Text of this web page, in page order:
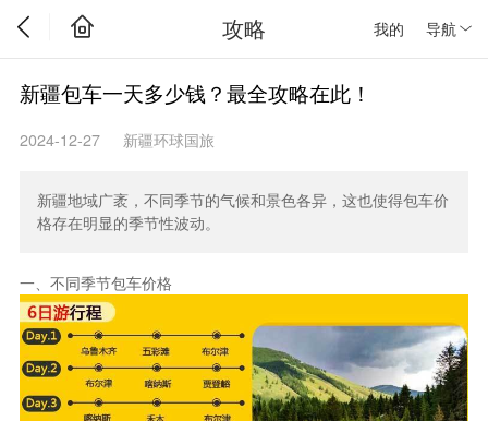
我的 导航
攻略
新疆包车一天多少钱？最全攻略在此！
2024-12-27 新疆环球国旅
新疆地域广袤，不同季节的气候和景色各异，这也使得包车价
格存在明显的季节性波动。
一、不同季节包车价格